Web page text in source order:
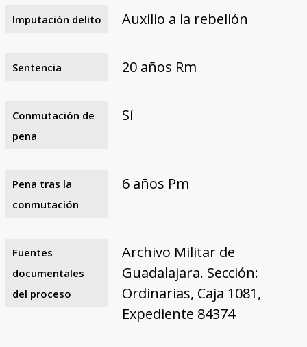
Imputación delito Auxilio a la rebelión
Sentencia 20 años Rm
Conmutación de
pena
Sí
Pena tras la
conmutación
6 años Pm
Fuentes
documentales
del proceso
Archivo Militar de
Guadalajara. Sección:
Ordinarias, Caja 1081,
Expediente 84374